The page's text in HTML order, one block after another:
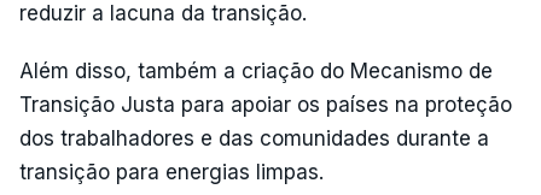
reduzir a lacuna da transição.
Além disso, também a criação do Mecanismo de
Transição Justa para apoiar os países na proteção
dos trabalhadores e das comunidades durante a
transição para energias limpas.